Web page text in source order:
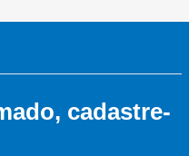
cadastre-